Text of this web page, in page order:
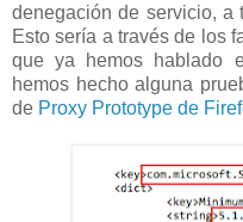
denegación de servicio, a
Esto sería a través de los
que ya hemos hablado
hemos hecho alguna
de Proxy Prototype de